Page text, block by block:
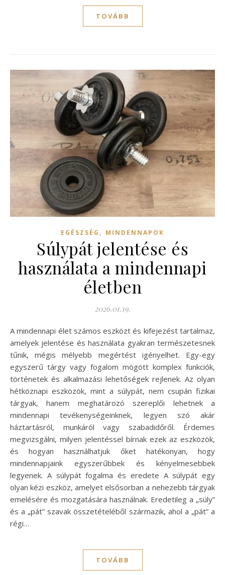
TOVÁBB
EGÉSZSÉG , MINDENNAPOK
Súlypát jelentése és
használata a mindennapi
életben
2026.01.19.
A mindennapi élet számos eszközt és kifejezést tartalmaz,
amelyek jelentése és használata gyakran természetesnek
tűnik, mégis mélyebb megértést igényelhet. Egy-egy
egyszerű tárgy vagy fogalom mögött komplex funkciók,
történetek és alkalmazási lehetőségek rejlenek. Az olyan
hétköznapi eszközök, mint a súlypát, nem csupán fizikai
tárgyak, hanem meghatározó szereplői lehetnek a
mindennapi tevékenységeinknek, legyen szó akár
háztartásról, munkáról vagy szabadidőről. Érdemes
megvizsgálni, milyen jelentéssel bírnak ezek az eszközök,
és hogyan használhatjuk őket hatékonyan, hogy
mindennapjaink egyszerűbbek és kényelmesebbek
legyenek. A súlypát fogalma és eredete A súlypát egy
olyan kézi eszköz, amelyet elsősorban a nehezebb tárgyak
emelésére és mozgatására használnak. Eredetileg a „súly”
és a „pát” szavak összetételéből származik, ahol a „pát” a
régi…
TOVÁBB